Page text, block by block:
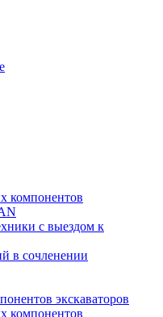
компонентов
с выездом к
в сочленении
экскаваторов
компонентов